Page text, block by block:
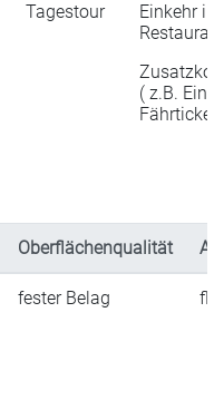
Tagestour
Einkehr in
( z.B.
Oberflächenqualität
fester Belag